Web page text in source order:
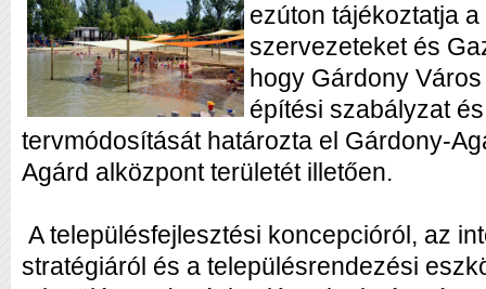
ezúton tájékoztatja
szervezeteket és
hogy Gárdony
építési szabályzat
tervmódosítását határozta el Gárdony-
Agárd alközpont területét illetően.
A településfejlesztési koncepcióról, az
stratégiáról és a településrendezési